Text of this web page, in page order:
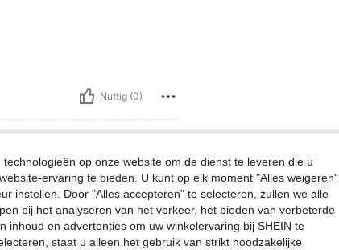
Nuttig (0)
op onze website om de dienst te leveren die u
ervaring te bieden. U kunt op elk moment "Alles weigeren",
instellen. Door "Alles accepteren" te selecteren, zullen we alle
bij het analyseren van het verkeer, het bieden van verbeterde
inhoud en advertenties om uw winkelervaring bij SHEIN te
staat u alleen het gebruik van strikt noodzakelijke